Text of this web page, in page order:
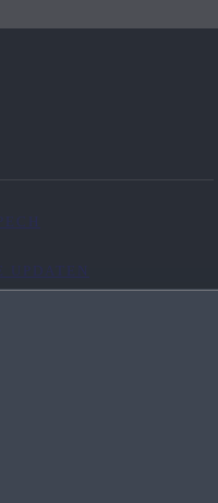
UPDATEN